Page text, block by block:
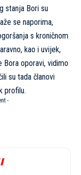
stanja Bori su
se naporima,
s kroničnom
kao i uvijek,
oporavi, vidimo
su tada članovi
profilu.
-